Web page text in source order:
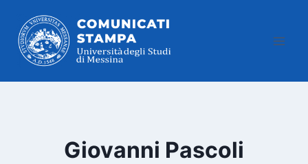
contenuto
Giovanni Pascoli